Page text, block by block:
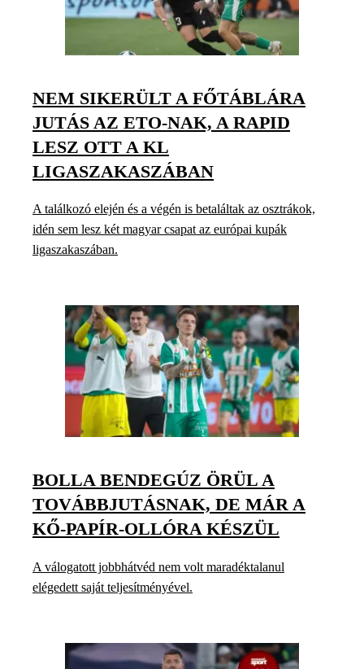
NEM SIKERÜLT A FŐTÁBLÁRA
JUTÁS AZ ETO-NAK, A RAPID
LESZ OTT A KL
LIGASZAKASZÁBAN
A találkozó elején és a végén is betaláltak az osztrákok,
idén sem lesz két magyar csapat az európai kupák
ligaszakaszában.
BOLLA BENDEGÚZ ÖRÜL A
TOVÁBBJUTÁSNAK, DE MÁR A
KŐ-PAPÍR-OLLÓRA KÉSZÜL
A válogatott jobbhátvéd nem volt maradéktalanul
elégedett saját teljesítményével.